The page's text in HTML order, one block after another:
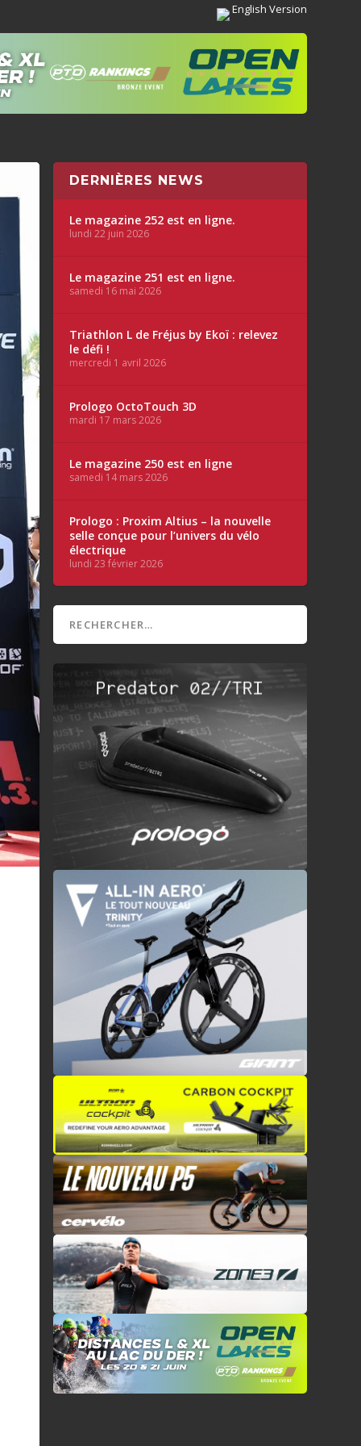
English Version
DERNIÈRES NEWS
Le magazine 252 est en ligne.
lundi 22 juin 2026
Le magazine 251 est en ligne.
samedi 16 mai 2026
Triathlon L de Fréjus by Ekoï : relevez
le défi !
mercredi 1 avril 2026
Prologo OctoTouch 3D
mardi 17 mars 2026
Le magazine 250 est en ligne
samedi 14 mars 2026
Prologo : Proxim Altius – la nouvelle
selle conçue pour l’univers du vélo
électrique
lundi 23 février 2026